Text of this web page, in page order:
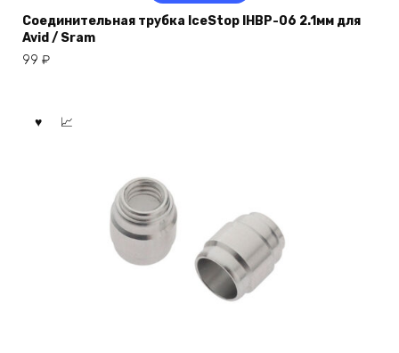
Соединительная трубка IceStop IHBP-06 2.1мм для
Avid / Sram
99 ₽